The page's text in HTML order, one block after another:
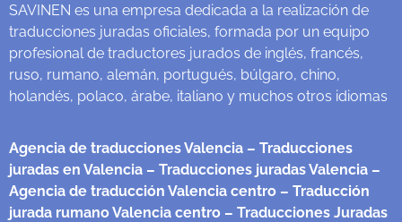
SAVINEN es una empresa dedicada a la realización de
traducciones juradas oficiales, formada por un equipo
profesional de traductores jurados de inglés, francés,
ruso, rumano, alemán, portugués, búlgaro, chino,
holandés, polaco, árabe, italiano y muchos otros idiomas
Agencia de traducciones Valencia – Traducciones
juradas en Valencia – Traducciones juradas Valencia –
Agencia de traducción Valencia centro – Traducción
jurada rumano Valencia centro – Traducciones Juradas